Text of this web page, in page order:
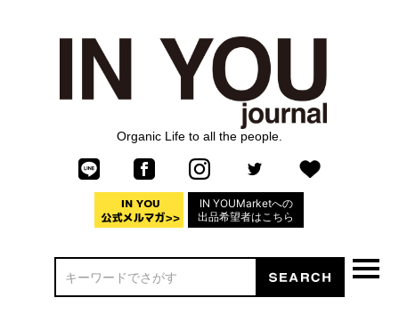
Organic Life to all the people.
IN YOUMarketへの
出品希望者はこちら